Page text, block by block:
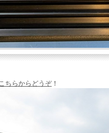
ちらからどうぞ！